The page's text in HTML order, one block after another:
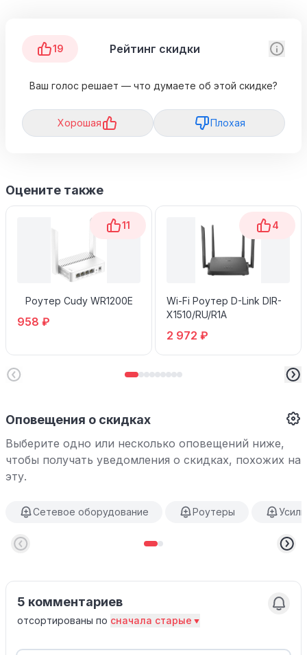
19 Рейтинг скидки
Ваш голос решает — что думаете об этой скидке?
Хорошая Плохая
Оцените также
11
Роутер Cudy WR1200E
958 ₽
4
Wi-Fi Роутер D-Link DIR-
X1510/RU/R1A
2 972 ₽
Оповещения о скидках
Выберите одно или несколько оповещений ниже,
чтобы получать уведомления о скидках, похожих на
эту.
Сетевое оборудование Роутеры
5 комментариев
отсортированы по сначала старые